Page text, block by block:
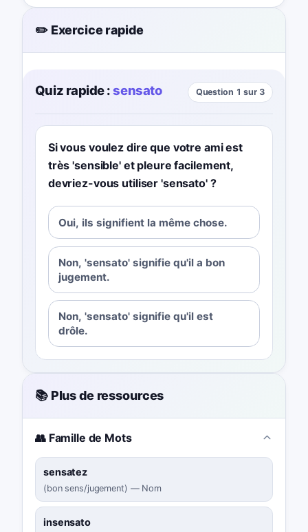
✏️ Exercice rapide
Quiz rapide : sensato Question 1 sur 3
Si vous voulez dire que votre ami est
très 'sensible' et pleure facilement,
devriez-vous utiliser 'sensato' ?
Oui, ils signifient la même chose.
Non, 'sensato' signifie qu'il a bon
jugement.
Non, 'sensato' signifie qu'il est
drôle.
📚 Plus de ressources
👥 Famille de Mots
sensatez
(bon sens/jugement) — Nom
insensato